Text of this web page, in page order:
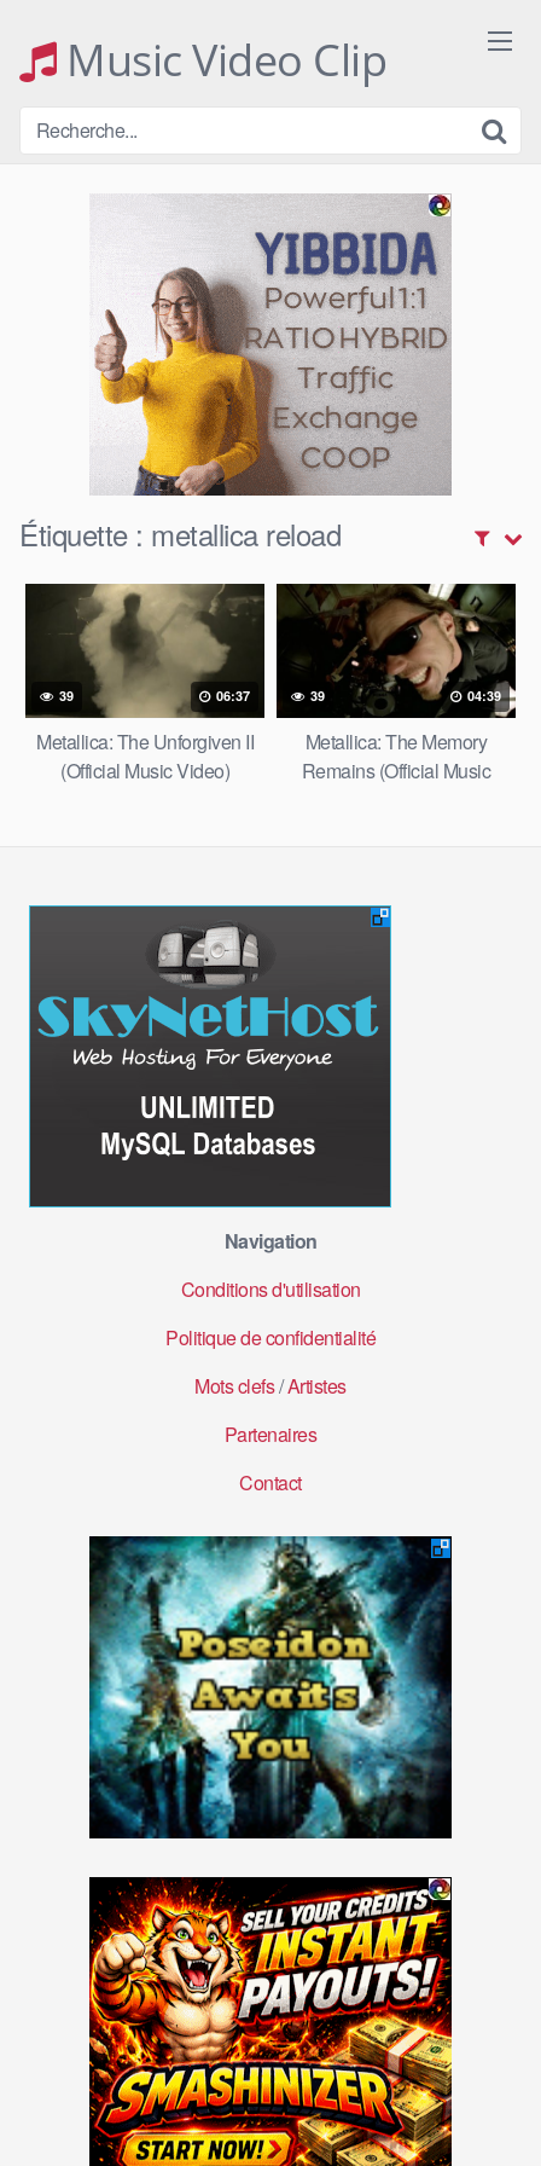
contentMusic Video Clip
Étiquette : metallica reload
39 06:37
Metallica: The Unforgiven II
(Official Music Video)
39 04:39
Metallica: The Memory
Remains (Official Music
Navigation
Conditions d'utilisation
Politique de confidentialité
Mots clefs/Artistes
Partenaires
Contact